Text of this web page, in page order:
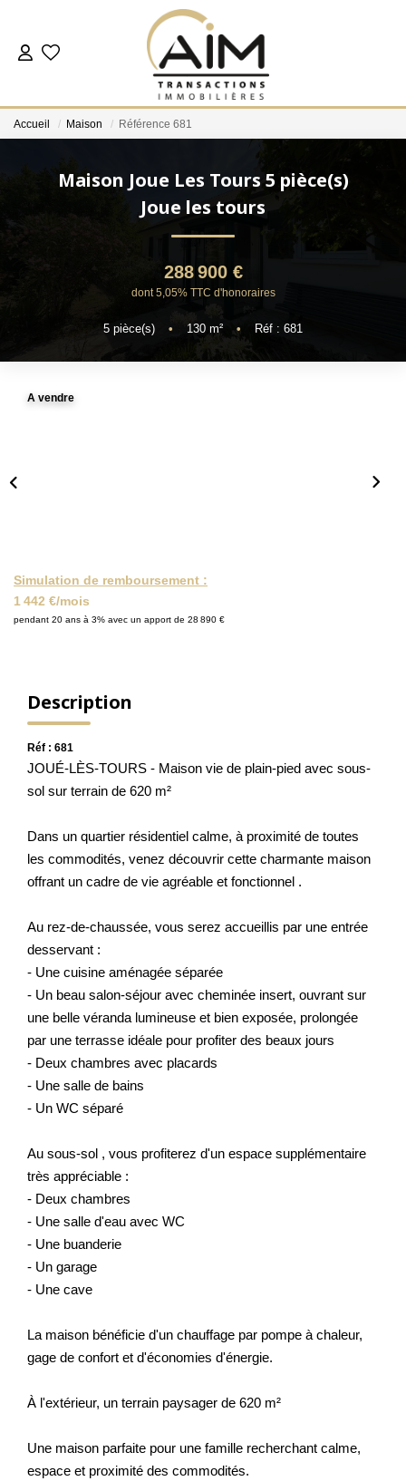
ACHETER
NOS AGENCES
Notre Équipe
Nous Rejoindre
Nos Témoignages
Nos Partenaires
Accueil Maison Référence 681
Maison Joue Les Tours 5 pièce(s)
Joue les tours
288 900 €
dont 5,05% TTC d'honoraires
5 pièce(s) • 130 m² • Réf : 681
A vendre
Simulation de remboursement :
1 442 €/mois
pendant 20 ans à 3% avec un apport de 28 890 €
Description
Réf : 681
JOUÉ-LÈS-TOURS - Maison vie de plain-pied avec sous-
sol sur terrain de 620 m²
Dans un quartier résidentiel calme, à proximité de toutes
les commodités, venez découvrir cette charmante maison
offrant un cadre de vie agréable et fonctionnel .
Au rez-de-chaussée, vous serez accueillis par une entrée
desservant :
- Une cuisine aménagée séparée
- Un beau salon-séjour avec cheminée insert, ouvrant sur
une belle véranda lumineuse et bien exposée, prolongée
par une terrasse idéale pour profiter des beaux jours
- Deux chambres avec placards
- Une salle de bains
- Un WC séparé
Au sous-sol , vous profiterez d'un espace supplémentaire
très appréciable :
- Deux chambres
- Une salle d'eau avec WC
- Une buanderie
- Un garage
- Une cave
La maison bénéficie d'un chauffage par pompe à chaleur,
gage de confort et d'économies d'énergie.
À l'extérieur, un terrain paysager de 620 m²
Une maison parfaite pour une famille recherchant calme,
espace et proximité des commodités.